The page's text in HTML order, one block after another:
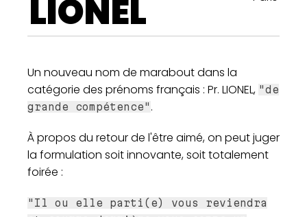
LIONEL
Un nouveau nom de marabout dans la
catégorie des prénoms français : Pr. LIONEL, "de
grande compétence" .
À propos du retour de l'être aimé, on peut juger
la formulation soit innovante, soit totalement
foirée :
"Il ou elle parti(e) vous reviendra